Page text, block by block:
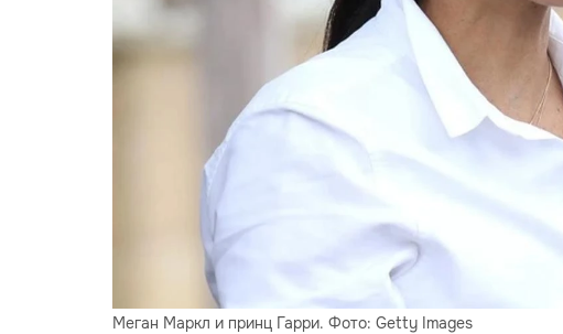
Меган Маркл и принц Гарри. Фото: Getty Images